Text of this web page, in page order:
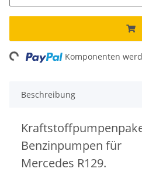
Komponenten
Beschreibung
Benzinpumpen für
Mercedes R129.